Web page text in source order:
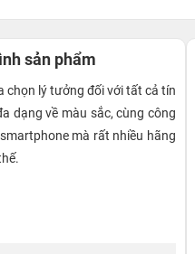
sản phẩm
chọn lý tưởng đối với tất cả tín
dạng về màu sắc, cùng công
mà rất nhiều hãng